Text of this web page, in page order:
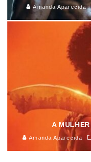
Amanda Aparecida
A
Amanda Aparecida